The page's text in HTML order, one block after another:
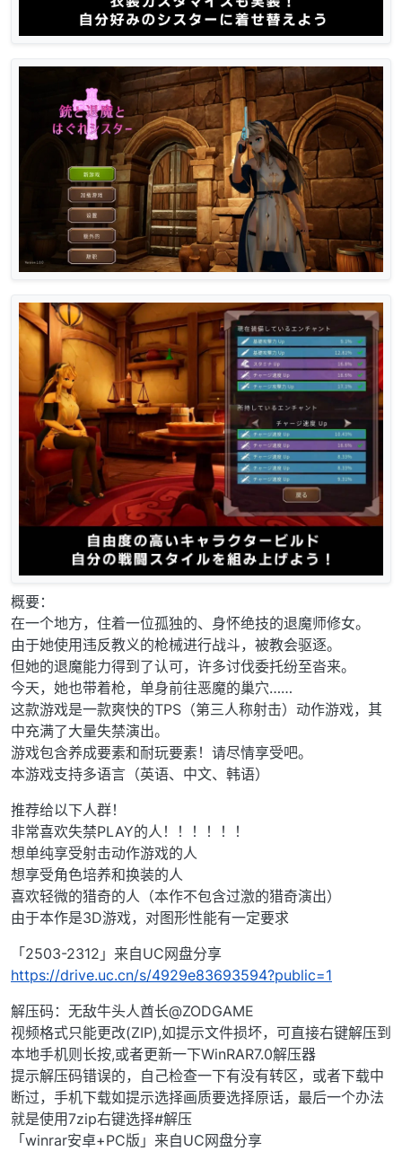
概要：
在一个地方，住着一位孤独的、身怀绝技的退魔师修女。
由于她使用违反教义的枪械进行战斗，被教会驱逐。
但她的退魔能力得到了认可，许多讨伐委托纷至沓来。
今天，她也带着枪，单身前往恶魔的巢穴……
这款游戏是一款爽快的TPS（第三人称射击）动作游戏，其
中充满了大量失禁演出。
游戏包含养成要素和耐玩要素！请尽情享受吧。
本游戏支持多语言（英语、中文、韩语）
推荐给以下人群！
非常喜欢失禁PLAY的人！！！！！！
想单纯享受射击动作游戏的人
想享受角色培养和换装的人
喜欢轻微的猎奇的人（本作不包含过激的猎奇演出）
由于本作是3D游戏，对图形性能有一定要求
「2503-2312」来自UC网盘分享
https://drive.uc.cn/s/4929e83693594?public=1
解压码：无敌牛头人酋长@ZODGAME
视频格式只能更改(ZIP),如提示文件损坏，可直接右键解压到
本地手机则长按,或者更新一下WinRAR7.0解压器
提示解压码错误的，自己检查一下有没有转区，或者下载中
断过，手机下载如提示选择画质要选择原话，最后一个办法
就是使用7zip右键选择#解压
「winrar安卓+PC版」来自UC网盘分享